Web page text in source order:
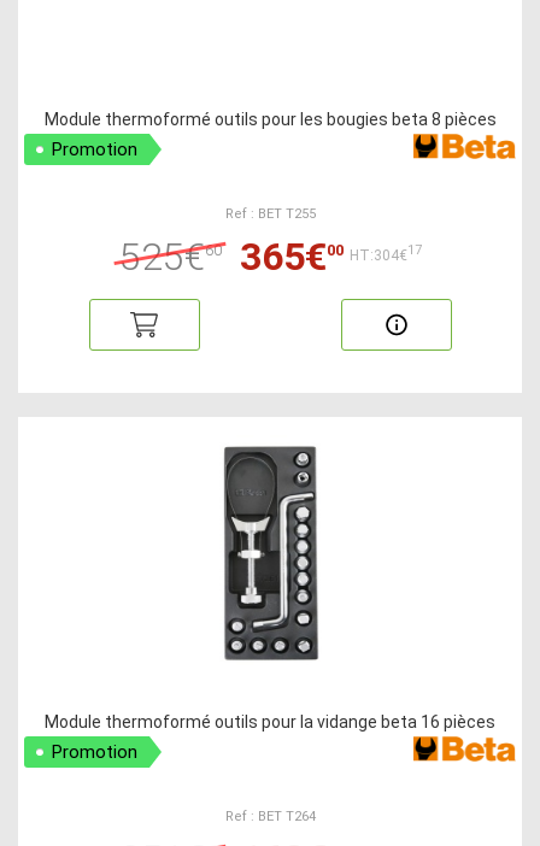
Module thermoformé outils pour les bougies beta 8 pièces
Promotion
Ref : BET T255
525€60 365€00 HT:304€17
Module thermoformé outils pour la vidange beta 16 pièces
Promotion
Ref : BET T264